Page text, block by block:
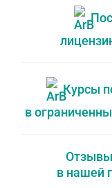
Курсы
в
Отзывы
в нашей